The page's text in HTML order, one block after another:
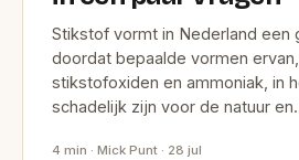
Stikstof vormt in Nederland een
doordat bepaalde vormen
stikstofoxiden en ammoniak, in
schadelijk zijn voor de natuur
4 min · Mick Punt · 28 jul